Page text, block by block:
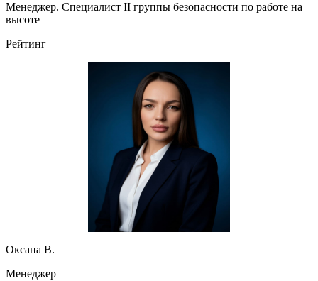
Менеджер. Специалист II группы безопасности по работе на
высоте
Рейтинг
Оксана В.
Менеджер